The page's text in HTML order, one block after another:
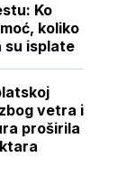
Ko
koliko
su isplate
vetra i
proširila